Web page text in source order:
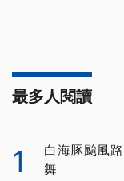
最多人閱讀
1
白海豚颱風
舞